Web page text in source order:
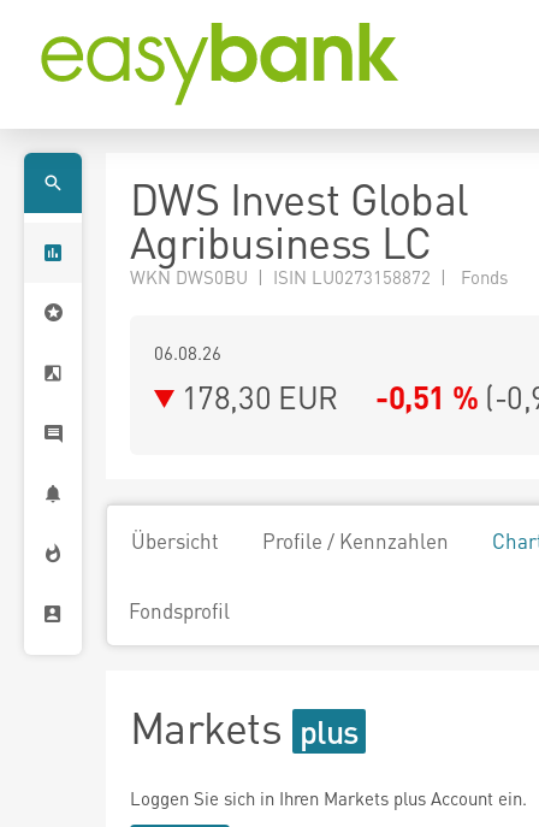
DWS Invest Global
Agribusiness LC
WKN DWS0BU | ISIN LU0273158872 | Fonds
06.08.26
178,30 EUR -0,51 % (-
Übersicht Profile / Kennzahlen
Fondsprofil
Markets
Loggen Sie sich in Ihren Markets plus Account ein.